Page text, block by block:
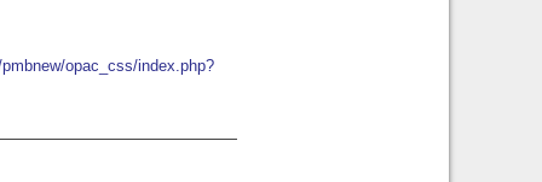
opac_css/index.php?